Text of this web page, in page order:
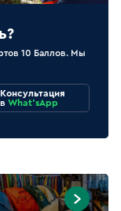
10 Баллов. Мы
Консультация
в What'sApp